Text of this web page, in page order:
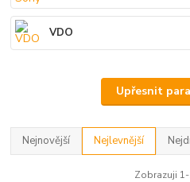
VDO
Upřesnit
Nejnovější Nejlevnější
Zobrazuji